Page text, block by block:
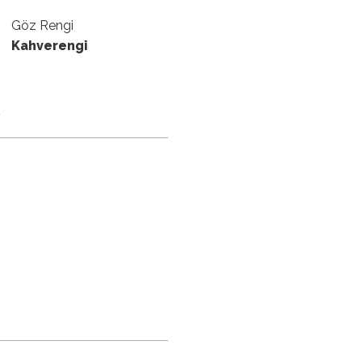
Göz Rengi
Kahverengi